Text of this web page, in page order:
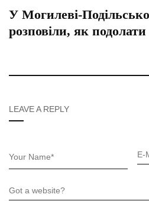
У Могилеві-
розповіли, як
LEAVE A REPLY